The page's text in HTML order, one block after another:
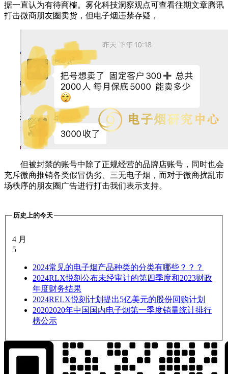
据一直认为有待商榷。雾化科技洞察观点可查看往期文章腾讯
打击微商朋友圈卖货，但电子烟违禁存疑，
但被封禁的账号中除了正规经营的品牌店账号，同时也会
充斥微商推销各类假冒伪劣、三无电子烟，而对于微商扰乱市
场秩序的朋友圈广告进行打击我们表示支持。
历史上的今天
4 月
5
2024常见的电子烟产品种类的分类有哪些？？？
2024RLX悦刻公布未经审计的第四季度和2023财政
年度财务结果
2024RELX悦刻计划提出5亿美元的股份回购计划
20202020年中国国内电子烟第一季度销量统计排行
榜公示